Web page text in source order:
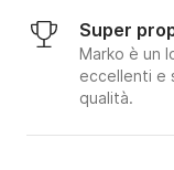
Super
Marko è un
eccellenti e
qualità.